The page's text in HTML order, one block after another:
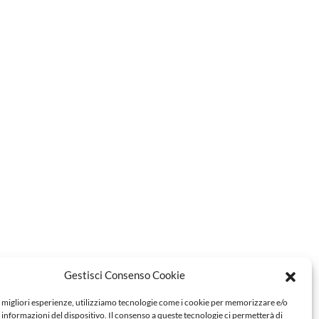
Gestisci Consenso Cookie
esperienze, utilizziamo tecnologie come i cookie per memorizzare e/o
informazioni del dispositivo. Il consenso a queste tecnologie ci permetterà di